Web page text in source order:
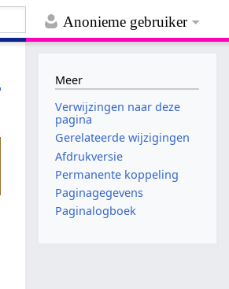
Anonieme gebruiker
Meer
Verwijzingen naar deze
pagina
Gerelateerde wijzigingen
Afdrukversie
Permanente koppeling
Paginagegevens
Paginalogboek